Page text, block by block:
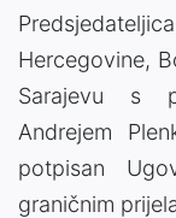
Hercegovine,
Sarajevu s
Andrejem
potpisan
graničnim